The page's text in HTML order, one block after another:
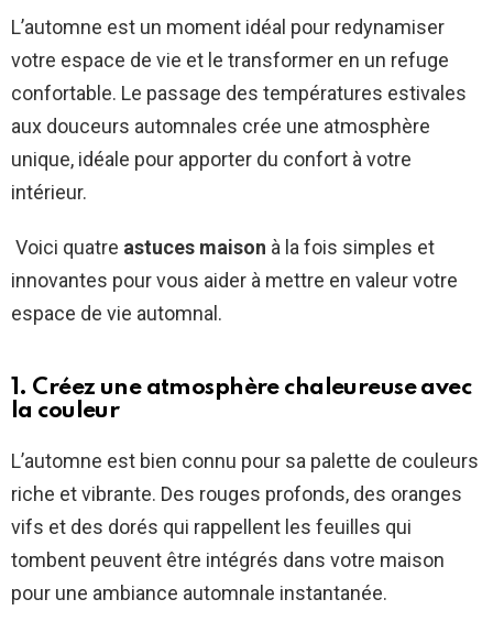
L’automne est un moment idéal pour redynamiser
votre espace de vie et le transformer en un refuge
confortable. Le passage des températures estivales
aux douceurs automnales crée une atmosphère
unique, idéale pour apporter du confort à votre
intérieur.
Voici quatre astuces maison à la fois simples et
innovantes pour vous aider à mettre en valeur votre
espace de vie automnal.
1. Créez une atmosphère chaleureuse avec
la couleur
L’automne est bien connu pour sa palette de couleurs
riche et vibrante. Des rouges profonds, des oranges
vifs et des dorés qui rappellent les feuilles qui
tombent peuvent être intégrés dans votre maison
pour une ambiance automnale instantanée.